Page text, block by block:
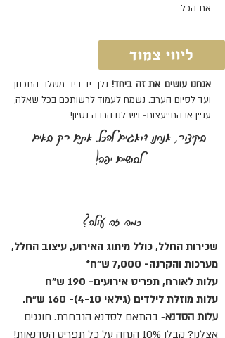
את הכל
ליווי צמוד
אנחנו עושים את זה ביחד! נלך יד ביד משלב התכנון
ועד לסיום הערב. נשמח לעמוד לרשותכם בכל שאלה,
עניין או התייעצות- ויש לנו הרבה נסיון!
בקיצור, אנחנו דואגים להכל. אתם רק באים
לבושים יפה!
כמה זה עולה?
שכירות החלל, כולל מיתוג האירוע, עיצוב החלל,
מערכות והקרנה- 7,000 ש"ח*
עלות לאורח, תפריט אירועים- 190 ש"ח
עלות מוזלת לילדים (גילאי 4-10)- 160 ש"ח.
עלות הסדנא- בהתאם לסדנא הנבחרת. חוגגים
אצלנו? קבלו 10% הנחה על כל תפריט הסדנאות!